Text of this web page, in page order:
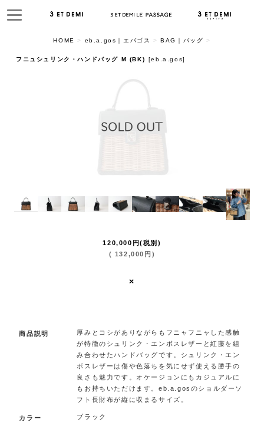
HOME > eb.a.gos｜エバゴス > BAG｜バッグ >
フニュシュリンク・ハンドバッグ M (BK) [eb.a.gos]
120,000 円(税別)
( 132,000 円 )
×
商品説明
厚みとコシがありながらもフニャフニャした感触
が特徴のシュリンク・エンボスレザーと紅藤を組
み合わせたハンドバッグです。シュリンク・エン
ボスレザーは傷や色落ちを気にせず使える勝手の
良さも魅力です。オケージョンにもカジュアルに
もお持ちいただけます。eb.a.gosのショルダーソ
フト長財布が縦に収まるサイズ。
カラー ブラック